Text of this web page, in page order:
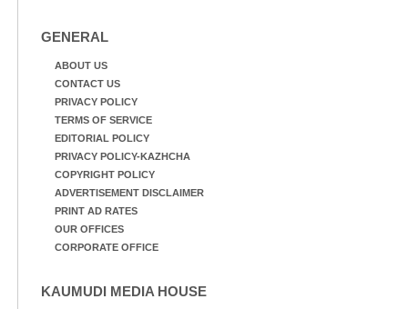
GENERAL
ABOUT US
CONTACT US
PRIVACY POLICY
TERMS OF SERVICE
EDITORIAL POLICY
PRIVACY POLICY-KAZHCHA
COPYRIGHT POLICY
ADVERTISEMENT DISCLAIMER
PRINT AD RATES
OUR OFFICES
CORPORATE OFFICE
KAUMUDI MEDIA HOUSE